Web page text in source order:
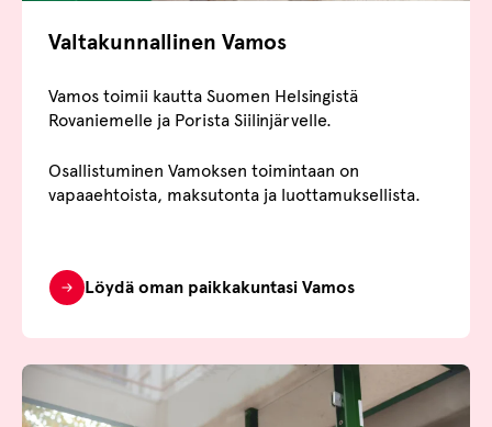
Valtakunnallinen Vamos
Vamos toimii kautta Suomen Helsingistä
Rovaniemelle ja Porista Siilinjärvelle.
Osallistuminen Vamoksen toimintaan on
vapaaehtoista, maksutonta ja luottamuksellista.
Löydä oman paikkakuntasi Vamos